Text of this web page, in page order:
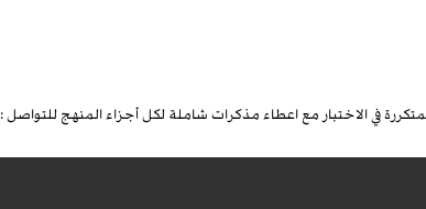
الاختبار مع اعطاء مذكرات شاملة لكل أجزاء المنهج للتواصل : 99214499